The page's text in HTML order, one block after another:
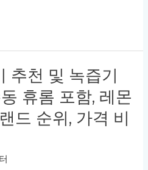
추천 및 녹즙기
휴롬 포함, 레몬
드 순위, 가격 비